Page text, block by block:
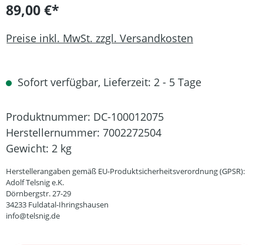
89,00 €*
Preise inkl. MwSt. zzgl. Versandkosten
Sofort verfügbar, Lieferzeit: 2 - 5 Tage
Produktnummer: DC-100012075
Herstellernummer: 7002272504
Gewicht: 2 kg
Herstellerangaben gemäß EU-Produktsicherheitsverordnung (GPSR):
Adolf Telsnig e.K.
Dörnbergstr. 27-29
34233 Fuldatal-Ihringshausen
info@telsnig.de